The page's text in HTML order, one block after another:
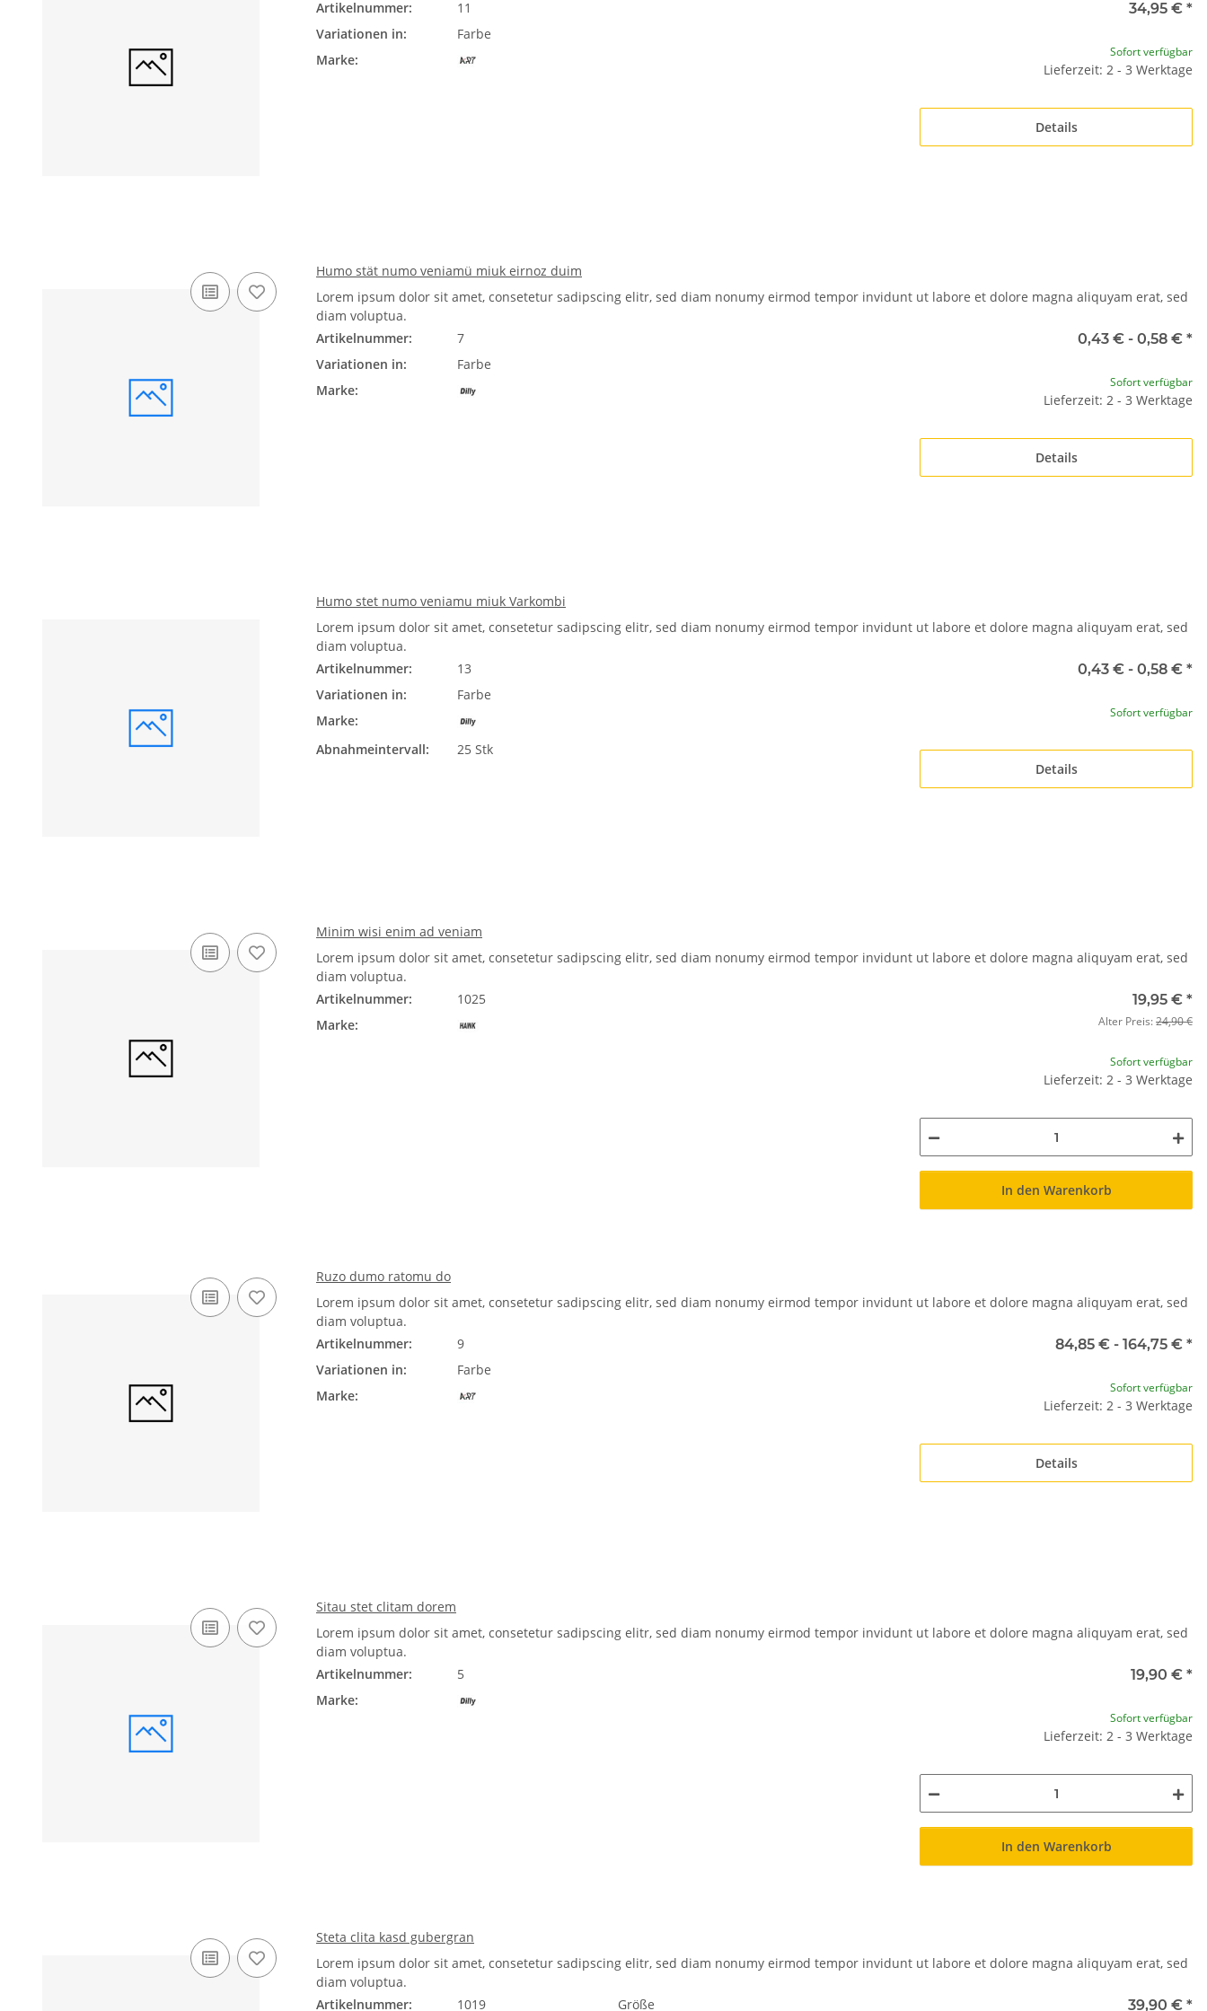
Artikelnummer:
11
Variationen in:
Farbe
Marke:
34,95 € *
Sofort verfügbar
Lieferzeit: 2 - 3 Werktage
Details
Humo stät numo veniamü miuk eirnoz duim
Lorem ipsum dolor sit amet, consetetur sadipscing elitr, sed diam nonumy eirmod tempor invidunt ut labore et dolore magna aliquyam erat, sed
diam voluptua.
Artikelnummer:
7
Variationen in:
Farbe
Marke:
0,43 € - 0,58 € *
Sofort verfügbar
Lieferzeit: 2 - 3 Werktage
Details
Humo stet numo veniamu miuk Varkombi
Lorem ipsum dolor sit amet, consetetur sadipscing elitr, sed diam nonumy eirmod tempor invidunt ut labore et dolore magna aliquyam erat, sed
diam voluptua.
Artikelnummer:
13
Variationen in:
Farbe
Marke:
Abnahmeintervall:
25 Stk
0,43 € - 0,58 € *
Sofort verfügbar
Details
Minim wisi enim ad veniam
Lorem ipsum dolor sit amet, consetetur sadipscing elitr, sed diam nonumy eirmod tempor invidunt ut labore et dolore magna aliquyam erat, sed
diam voluptua.
Artikelnummer:
1025
Marke:
19,95 € *
Alter Preis:24,90 €
Sofort verfügbar
Lieferzeit: 2 - 3 Werktage
In den Warenkorb
Ruzo dumo ratomu do
Lorem ipsum dolor sit amet, consetetur sadipscing elitr, sed diam nonumy eirmod tempor invidunt ut labore et dolore magna aliquyam erat, sed
diam voluptua.
Artikelnummer:
9
Variationen in:
Farbe
Marke:
84,85 € - 164,75 € *
Sofort verfügbar
Lieferzeit: 2 - 3 Werktage
Details
Sitau stet clitam dorem
Lorem ipsum dolor sit amet, consetetur sadipscing elitr, sed diam nonumy eirmod tempor invidunt ut labore et dolore magna aliquyam erat, sed
diam voluptua.
Artikelnummer:
5
Marke:
19,90 € *
Sofort verfügbar
Lieferzeit: 2 - 3 Werktage
In den Warenkorb
Steta clita kasd gubergran
Lorem ipsum dolor sit amet, consetetur sadipscing elitr, sed diam nonumy eirmod tempor invidunt ut labore et dolore magna aliquyam erat, sed
diam voluptua.
Artikelnummer:
1019 Größe 39,90 € *